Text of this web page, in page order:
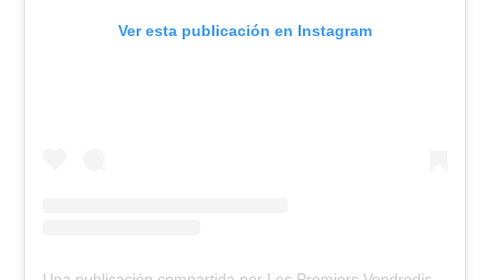
Ver esta publicación en Instagram